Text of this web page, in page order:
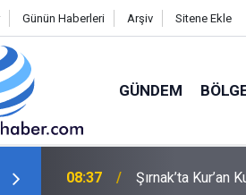
Günün Haberleri Arşiv Sitene Ekle
GÜNDEM
08:37 Şırnak’ta Kur’an